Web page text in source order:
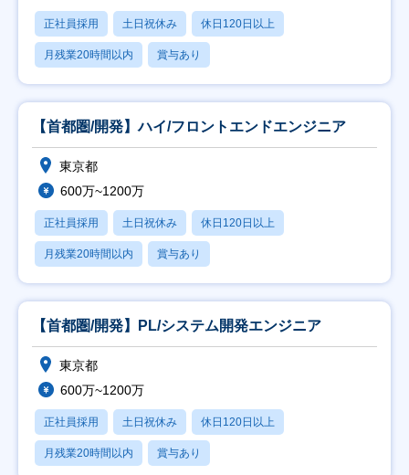
正社員採用 土日祝休み 休日120日以上
月残業20時間以内 賞与あり
【首都圏/開発】ハイ/フロントエンドエンジニア
東京都
600万~1200万
正社員採用 土日祝休み 休日120日以上
月残業20時間以内 賞与あり
【首都圏/開発】PL/システム開発エンジニア
東京都
600万~1200万
正社員採用 土日祝休み 休日120日以上
月残業20時間以内 賞与あり